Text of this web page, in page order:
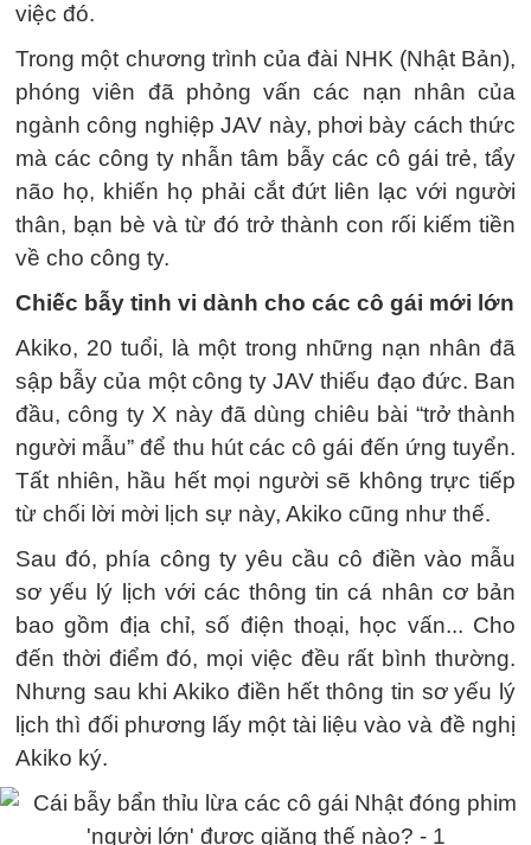
việc đó.
Trong một chương trình của đài NHK (Nhật Bản),
phóng viên đã phỏng vấn các nạn nhân của
ngành công nghiệp JAV này, phơi bày cách thức
mà các công ty nhẫn tâm bẫy các cô gái trẻ, tẩy
não họ, khiến họ phải cắt đứt liên lạc với người
thân, bạn bè và từ đó trở thành con rối kiếm tiền
về cho công ty.
Chiếc bẫy tinh vi dành cho các cô gái mới lớn
Akiko, 20 tuổi, là một trong những nạn nhân đã
sập bẫy của một công ty JAV thiếu đạo đức. Ban
đầu, công ty X này đã dùng chiêu bài “trở thành
người mẫu” để thu hút các cô gái đến ứng tuyển.
Tất nhiên, hầu hết mọi người sẽ không trực tiếp
từ chối lời mời lịch sự này, Akiko cũng như thế.
Sau đó, phía công ty yêu cầu cô điền vào mẫu
sơ yếu lý lịch với các thông tin cá nhân cơ bản
bao gồm địa chỉ, số điện thoại, học vấn... Cho
đến thời điểm đó, mọi việc đều rất bình thường.
Nhưng sau khi Akiko điền hết thông tin sơ yếu lý
lịch thì đối phương lấy một tài liệu vào và đề nghị
Akiko ký.